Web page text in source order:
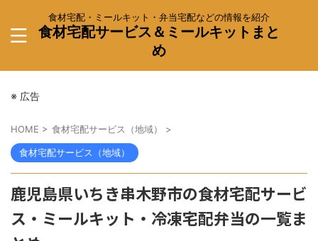
食材宅配・ミールキット・弁当宅配などの情報を紹介
食材宅配サービス＆ミールキットまと
め
※ 広告
HOME > 食材宅配サービス（地域） >
食材宅配サービス（地域）
鹿児島県いちき串木野市の食材宅配サービ
ス・ミールキット・冷凍宅配弁当の一覧ま